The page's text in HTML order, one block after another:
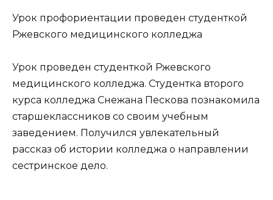
Урок профориентации проведен студенткой
Ржевского медицинского колледжа
Урок проведен студенткой Ржевского
медицинского колледжа. Студентка второго
курса колледжа Снежана Пескова познакомила
старшеклассников со своим учебным
заведением. Получился увлекательный
рассказ об истории колледжа о направлении
сестринское дело.